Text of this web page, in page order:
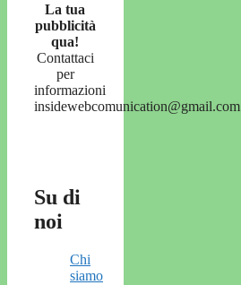
La tua
pubblicità
qua!
Contattaci
per
informazioni
insidewebcomunication@gmail.com
Su di
noi
Chi
siamo